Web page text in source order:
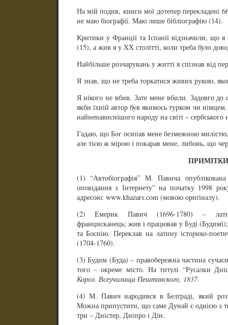
На мій подив, книги мої дотепер перекладені
не маю біографії. Маю лише бібліографію (14).
Критики у Франції та Іспанії відзначили, що
(15), а жив я у XX столітті, коли треба було
Найбільше розчарувань у житті я спізнав від
Я знав, що не треба торкатися живих рукою,
Я нікого не вбив. Зате мене вбили. Задовго
якби їхній автор був якимось турком чи
найненависнішого народу на світі – сербського
Гадаю, що Бог осипав мене безмежною
але тією ж мірою і покарав мене, либонь, що
ПРИМІТКИ
(1) “Автобіографія” М. Павича
оповідання з Інтернету” на початку 1998
адресою: www.khazars.com (мовою ориґіналу).
(2) Емерик Павич (1696-1780) –
францисканець; жив і працював у Буді
та Боснію. Переклав на латину історико-
(1704-1760).
(3) Будим (Буда) – правобережна частина
того – окреме місто. На титулі “Русалки
Корол. Всеучилища Пештанского, 1837.
(4) М. Павич народився в Белґраді, який
Можна припустити, що саме Дунай є однією з
три – Дністер, Дніпро і Дін.